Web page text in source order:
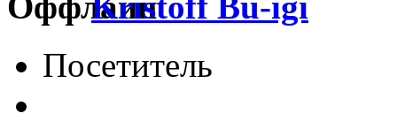
Посетитель